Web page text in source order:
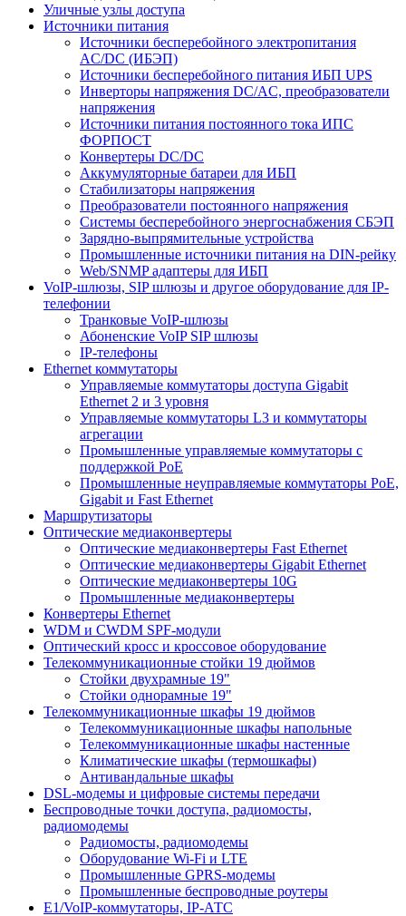
Уличные узлы доступа
Источники питания
Источники бесперебойного электропитания
AC/DC (ИБЭП)
Источники бесперебойного питания ИБП UPS
Инверторы напряжения DC/AC, преобразователи
напряжения
Источники питания постоянного тока ИПС
ФОРПОСТ
Конвертеры DC/DC
Аккумуляторные батареи для ИБП
Стабилизаторы напряжения
Преобразователи постоянного напряжения
Системы бесперебойного энергоснабжения СБЭП
Зарядно-выпрямительные устройства
Промышленные источники питания на DIN-рейку
Web/SNMP адаптеры для ИБП
VoIP-шлюзы, SIP шлюзы и другое оборудование для IP-
телефонии
Транковые VoIP-шлюзы
Абоненские VoIP SIP шлюзы
IP-телефоны
Ethernet коммутаторы
Управляемые коммутаторы доступа Gigabit
Ethernet 2 и 3 уровня
Управляемые коммутаторы L3 и коммутаторы
агрегации
Промышленные управляемые коммутаторы с
поддержкой PoE
Промышленные неуправляемые коммутаторы PoE,
Gigabit и Fast Ethernet
Маршрутизаторы
Оптические медиаконвертеры
Оптические медиаконвертеры Fast Ethernet
Оптические медиаконвертеры Gigabit Ethernet
Оптические медиаконвертеры 10G
Промышленные медиаконвертеры
Конвертеры Ethernet
WDM и CWDM SPF-модули
Оптический кросс и кроссовое оборудование
Телекоммуникационные стойки 19 дюймов
Стойки двухрамные 19"
Стойки однорамные 19"
Телекоммуникационные шкафы 19 дюймов
Телекоммуникационные шкафы напольные
Телекоммуникационные шкафы настенные
Климатические шкафы (термошкафы)
Антивандальные шкафы
DSL-модемы и цифровые системы передачи
Беспроводные точки доступа, радиомосты,
радиомодемы
Радиомосты, радиомодемы
Оборудование Wi-Fi и LTE
Промышленные GPRS-модемы
Промышленные беспроводные роутеры
Е1/VoIP-коммутаторы, IP-АТС